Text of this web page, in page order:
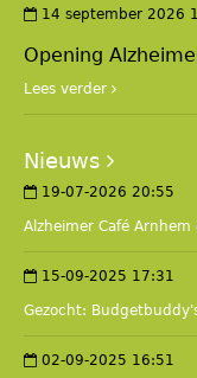
14 september 2026
Opening
Lees verder
Nieuws
19-07-2026 20:55
Alzheimer Café
15-09-2025 17:31
Gezocht:
02-09-2025 16:51